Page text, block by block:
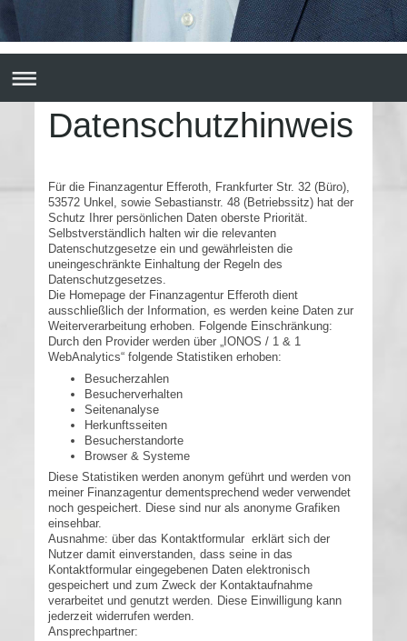
Datenschutzhinweis
Für die Finanzagentur Efferoth, Frankfurter Str. 32 (Büro),
53572 Unkel, sowie Sebastianstr. 48 (Betriebssitz) hat der
Schutz Ihrer persönlichen Daten oberste Priorität.
Selbstverständlich halten wir die relevanten
Datenschutzgesetze ein und gewährleisten die
uneingeschränkte Einhaltung der Regeln des
Datenschutzgesetzes.
Die Homepage der Finanzagentur Efferoth dient
ausschließlich der Information, es werden keine Daten zur
Weiterverarbeitung erhoben. Folgende Einschränkung:
Durch den Provider werden über „IONOS / 1 & 1
WebAnalytics“ folgende Statistiken erhoben:
Besucherzahlen
Besucherverhalten
Seitenanalyse
Herkunftsseiten
Besucherstandorte
Browser & Systeme
Diese Statistiken werden anonym geführt und werden von
meiner Finanzagentur dementsprechend weder verwendet
noch gespeichert. Diese sind nur als anonyme Grafiken
einsehbar.
Ausnahme: über das Kontaktformular erklärt sich der
Nutzer damit einverstanden, dass seine in das
Kontaktformular eingegebenen Daten elektronisch
gespeichert und zum Zweck der Kontaktaufnahme
verarbeitet und genutzt werden. Diese Einwilligung kann
jederzeit widerrufen werden.
Ansprechpartner: